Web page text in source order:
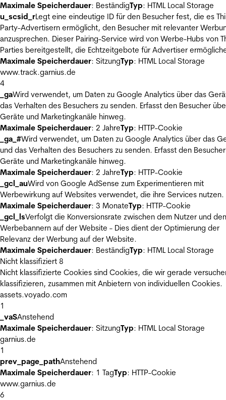
Maximale Speicherdauer: BeständigTyp: HTML Local Storage
u_scsid_rLegt eine eindeutige ID für den Besucher fest, die es
Party-Advertisern ermöglicht, den Besucher mit relevanter
anzusprechen. Dieser Pairing-Service wird von Werbe-Hubs von
Parties bereitgestellt, die Echtzeitgebote für Advertiser
Maximale Speicherdauer: SitzungTyp: HTML Local Storage
www.track.garnius.de
4
_gaWird verwendet, um Daten zu Google Analytics über das
das Verhalten des Besuchers zu senden. Erfasst den Besucher
Geräte und Marketingkanäle hinweg.
Maximale Speicherdauer: 2 JahreTyp: HTTP-Cookie
_ga_#Wird verwendet, um Daten zu Google Analytics über das
und das Verhalten des Besuchers zu senden. Erfasst den
Geräte und Marketingkanäle hinweg.
Maximale Speicherdauer: 2 JahreTyp: HTTP-Cookie
_gcl_auWird von Google AdSense zum Experimentieren mit
Werbewirkung auf Websites verwendet, die ihre Services nutzen.
Maximale Speicherdauer: 3 MonateTyp: HTTP-Cookie
_gcl_lsVerfolgt die Konversionsrate zwischen dem Nutzer und den
Werbebannern auf der Website - Dies dient der Optimierung der
Relevanz der Werbung auf der Website.
Maximale Speicherdauer: BeständigTyp: HTML Local Storage
Nicht klassifiziert 8
Nicht klassifizierte Cookies sind Cookies, die wir gerade
klassifizieren, zusammen mit Anbietern von individuellen Cookies.
assets.voyado.com
1
_vaSAnstehend
Maximale Speicherdauer: SitzungTyp: HTML Local Storage
garnius.de
1
prev_page_pathAnstehend
Maximale Speicherdauer: 1 TagTyp: HTTP-Cookie
www.garnius.de
6